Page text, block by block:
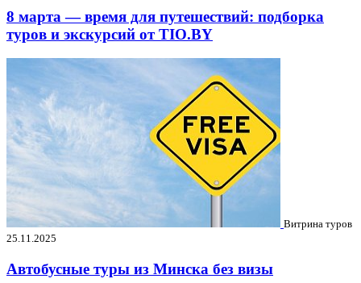
8 марта — время для путешествий: подборка
туров и экскурсий от TIO.BY
Витрина туров
25.11.2025
Автобусные туры из Минска без визы